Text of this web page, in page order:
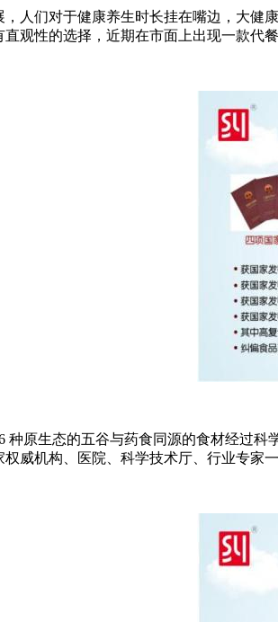
们对于健康养生时长挂在嘴边，大健康
观性的选择，近期在市面上出现一款代
原生态的五谷与药食同源的食材经过科
威机构、医院、科学技术厅、行业专家